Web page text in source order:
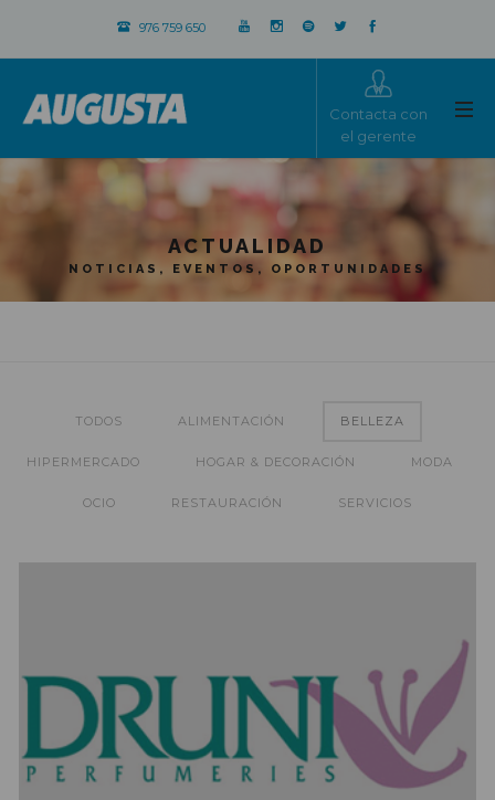
976 759 650
Contacta con
el gerente
ACTUALIDAD
NOTICIAS, EVENTOS, OPORTUNIDADES
TODOS ALIMENTACIÓN BELLEZA
HIPERMERCADO HOGAR & DECORACIÓN MODA
OCIO RESTAURACIÓN SERVICIOS